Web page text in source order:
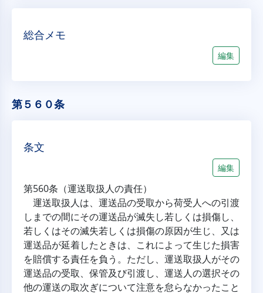
総合メモ
編集
第５６０条
条文
編集
第560条（運送取扱人の責任）
運送取扱人は、運送品の受取から荷受人への引渡
しまでの間にその運送品が滅失し若しくは損傷し、
若しくはその滅失若しくは損傷の原因が生じ、又は
運送品が延着したときは、これによって生じた損害
を賠償する責任を負う。ただし、運送取扱人がその
運送品の受取、保管及び引渡し、運送人の選択その
他の運送の取次ぎについて注意を怠らなかったこと